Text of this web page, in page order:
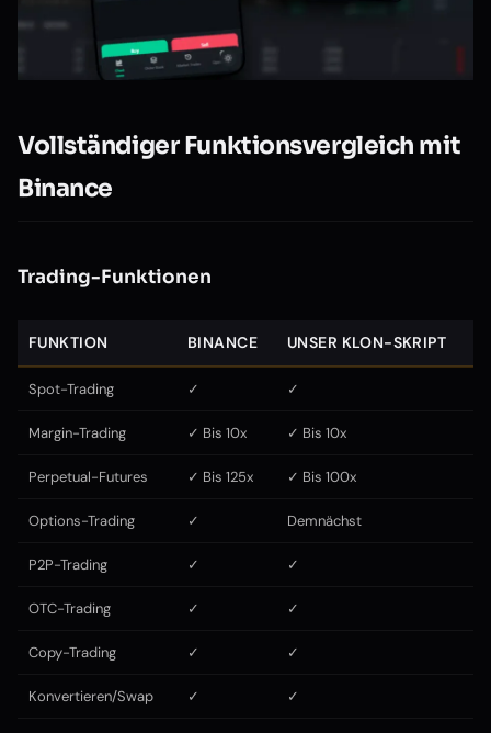
Vollständiger Funktionsvergleich mit
Binance
Trading-Funktionen
FUNKTION BINANCE UNSER KLON-SKRIPT
Spot-Trading ✓ ✓
Margin-Trading ✓ Bis 10x ✓ Bis 10x
Perpetual-Futures ✓ Bis 125x ✓ Bis 100x
Options-Trading ✓ Demnächst
P2P-Trading ✓ ✓
OTC-Trading ✓ ✓
Copy-Trading ✓ ✓
Konvertieren/Swap ✓ ✓